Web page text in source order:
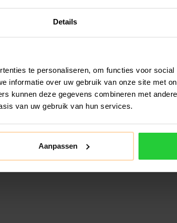
Details
te personaliseren, om functies voor
informatie over uw gebruik van onze site met
kunnen deze gegevens combineren met
van uw gebruik van hun services.
Aanpassen